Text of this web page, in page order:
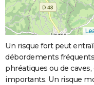
Un risque fort peut
débordements fréquents
phréatiques ou de
importants. Un risque